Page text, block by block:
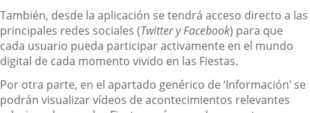
También, desde la aplicación se tendrá acceso directo a las
principales redes sociales (Twitter y Facebook) para que
cada usuario pueda participar activamente en el mundo
digital de cada momento vivido en las Fiestas.
Por otra parte, en el apartado genérico de ‘Información’ se
podrán visualizar vídeos de acontecimientos relevantes